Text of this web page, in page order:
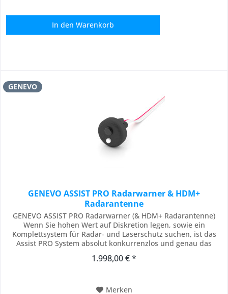
In den Warenkorb
GENEVO
GENEVO ASSIST PRO Radarwarner & HDM+
Radarantenne
GENEVO ASSIST PRO Radarwarner (& HDM+ Radarantenne)
Wenn Sie hohen Wert auf Diskretion legen, sowie ein
Komplettsystem für Radar- und Laserschutz suchen, ist das
Assist PRO System absolut konkurrenzlos und genau das
durch ein einfaches "One Button" Prinzip mit nur einem
1.998,00 € *
Merken